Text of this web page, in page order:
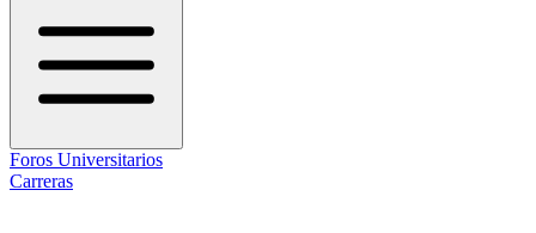
Foros Universitarios
Carreras